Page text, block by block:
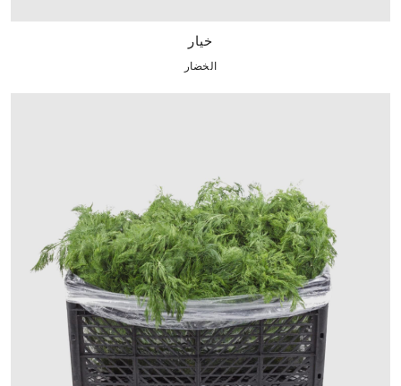
خيار
الخضار